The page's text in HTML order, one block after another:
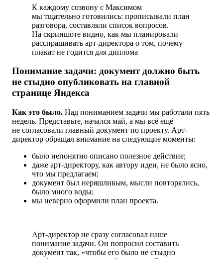
К каждому созвону с Максимом
мы тщательно готовились: прописывали план
разговора, составляли список вопросов.
На скриншоте видно, как мы планировали
расспрашивать арт-директора о том, почему
плакат не годится для диплома
Понимание задачи: документ должно быть
не стыдно опубликовать на главной
странице Яндекса
Как это было. Над пониманием задачи мы работали пять
недель. Представьте, начался май, а мы всё ещё
не согласовали главный документ по проекту. Арт-
директор обращал внимание на следующие моменты:
было непонятно описано полезное действие;
даже арт-директору, как автору идеи, не было ясно,
что мы предлагаем;
документ был неряшливым, мысли повторялись,
было много воды;
мы неверно оформили план проекта.
Арт-директор не сразу согласовал наше
понимание задачи. Он попросил составить
документ так, «чтобы его было не стыдно